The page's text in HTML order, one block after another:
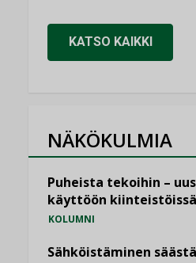
KATSO KAIKKI
NÄKÖKULMIA
Puheista tekoihin –
käyttöön kiinteistöissä
KOLUMNI
Sähköistäminen